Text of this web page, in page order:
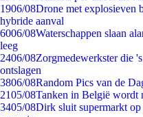
1906/08Drone met explosieven
hybride aanval
6006/08Waterschappen slaan
leeg
2406/08Zorgmedewerkster die
ontslagen
3806/08Random Pics van de
2105/08Tanken in België wordt
3405/08Dirk sluit supermarkt